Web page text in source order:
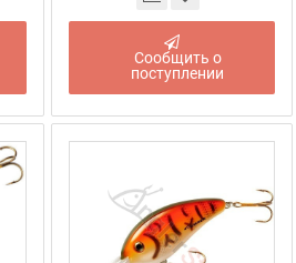
Сообщить о
поступлении